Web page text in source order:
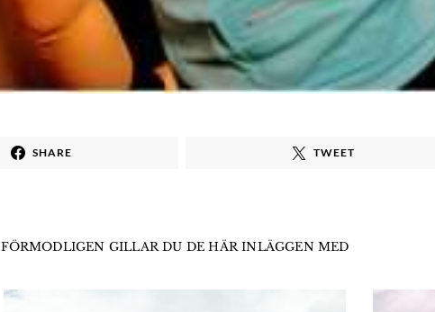
SHARE TWEET
FÖRMODLIGEN GILLAR DU DE HÄR INLÄGGEN MED